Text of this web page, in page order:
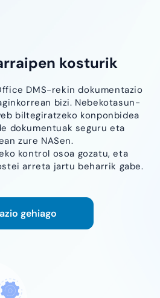
kosturik
DMS-rekin dokumentazio
bizi. Nebekotasun-
biltegiratzeko konponbidea
dokumentuak seguru eta
zure NASen.
kontrol osoa gozatu, eta
arreta jartu beharrik gabe.
gehiago